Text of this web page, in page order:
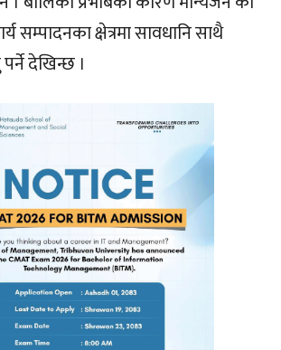
सम्पादनका क्षेत्रमा सावधानि साथै
देखिन्छ ।